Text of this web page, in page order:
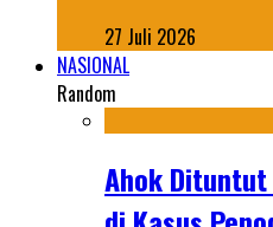
27 Juli 2026
NASIONAL
Random
Ahok Dituntut